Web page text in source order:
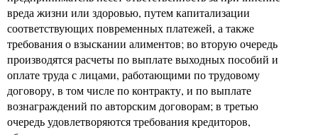
вреда жизни или здоровью, путем капитализации
соответствующих повременных платежей, а также
требования о взыскании алиментов; во вторую очередь
производятся расчеты по выплате выходных пособий и
оплате труда с лицами, работающими по трудовому
договору, в том числе по контракту, и по выплате
вознаграждений по авторским договорам; в третью
очередь удовлетворяются требования кредиторов,